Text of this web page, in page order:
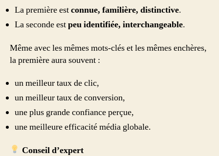
La première estconnue, familière, distinctive.
La seconde estpeu identifiée, interchangeable.
Même avec les mêmes mots-clés et les mêmes enchères,
la première aura souvent :
un meilleur taux de clic,
un meilleur taux de conversion,
une plus grande confiance perçue,
une meilleure efficacité média globale.
Conseil d’expert